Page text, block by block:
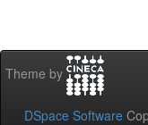
Theme by
DSpace Software